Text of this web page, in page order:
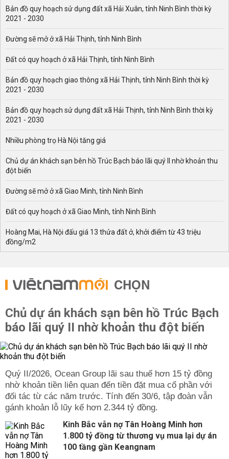
Bản đồ quy hoạch sử dụng đất xã Hải Xuân, tỉnh Ninh Bình thời kỳ
2021 - 2030
Đường sẽ mở ở xã Hải Thịnh, tỉnh Ninh Bình
Đất có quy hoạch ở xã Hải Thịnh, tỉnh Ninh Bình
Bản đồ quy hoạch giao thông xã Hải Thịnh, tỉnh Ninh Bình thời kỳ
2021 - 2030
Bản đồ quy hoạch sử dụng đất xã Hải Thịnh, tỉnh Ninh Bình thời kỳ
2021 - 2030
Nhiều phòng trọ Hà Nội tăng giá
Chủ dự án khách sạn bên hồ Trúc Bạch báo lãi quý II nhờ khoản thu
đột biến
Đường sẽ mở ở xã Giao Minh, tỉnh Ninh Bình
Đất có quy hoạch ở xã Giao Minh, tỉnh Ninh Bình
Hoàng Mai, Hà Nội đấu giá 13 thửa đất ở, khởi điểm từ 43 triệu
đồng/m2
CHỌN
Chủ dự án khách sạn bên hồ Trúc Bạch
báo lãi quý II nhờ khoản thu đột biến
Quý II/2026, Ocean Group lãi sau thuế hơn 15 tỷ đồng
nhờ khoản tiền liên quan đến tiền đặt mua cổ phần với
đối tác từ các năm trước. Tính đến 30/6, tập đoàn vẫn
gánh khoản lỗ lũy kế hơn 2.344 tỷ đồng.
Kinh Bắc vẫn nợ Tân Hoàng Minh hơn
1.800 tỷ đồng từ thương vụ mua lại dự án
100 tầng gần Keangnam